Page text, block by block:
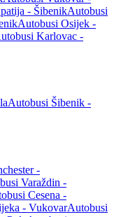
- ŠibenikAutobusi
Autobusi Osijek -
Karlovac -
Autobusi Šibenik -
-
Varaždin -
Cesena -
- VukovarAutobusi